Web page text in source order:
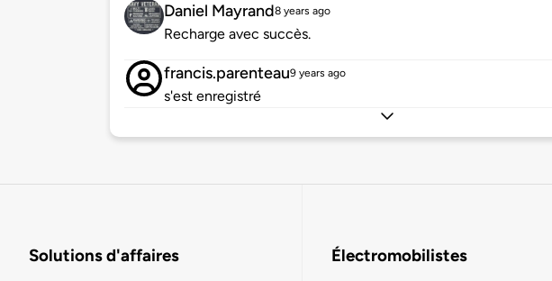
Daniel Mayrand8 years ago
Recharge avec succès.
francis.parenteau9 years ago
s'est enregistré
Solutions d'affaires Électromobilistes